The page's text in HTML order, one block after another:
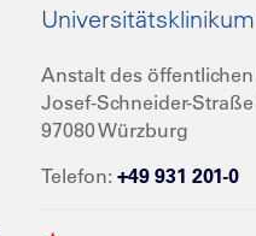
Anstalt des öffentlichen
Josef-Schneider-Straße
97080 Würzburg
Telefon: +49 931 201-0